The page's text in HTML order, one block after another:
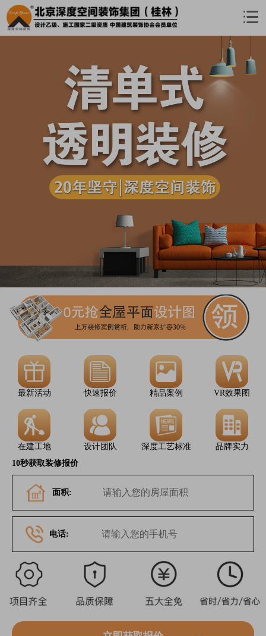
最新活动 快速报价 精品案例 VR效果图
在建工地 设计团队 深度工艺标准
品牌实力
10秒获取装修报价
面积:
电话: